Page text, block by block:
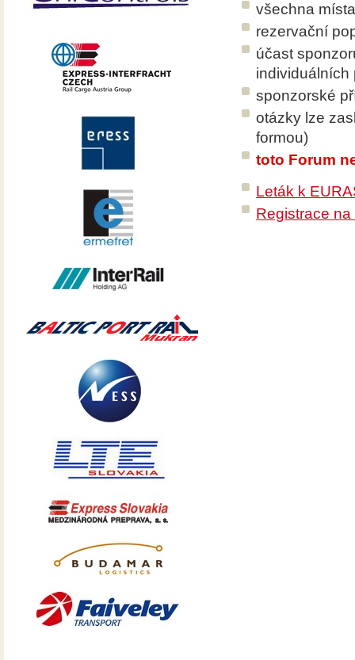
všechna
rezervační
účast
individuálních
sponzorské
otázky lze
formou)
toto Forum
Leták k
Registrace na